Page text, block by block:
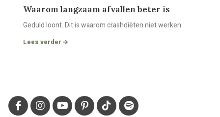
Waarom langzaam afvallen beter is
Geduld loont. Dit is waarom crashdiëten niet werken.
Lees verder